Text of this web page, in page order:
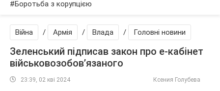
Боротьба з корупцією
Війна / Армія / Влада / Головні новини
Зеленський підписав закон про е-кабінет
військовозобов’язаного
23:39, 02 кві 2024 Ксения Голубева